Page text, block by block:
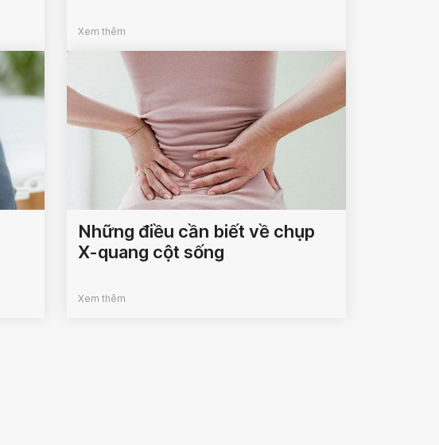
Xem thêm
Những điều cần biết về chụp
X-quang cột sống
Xem thêm